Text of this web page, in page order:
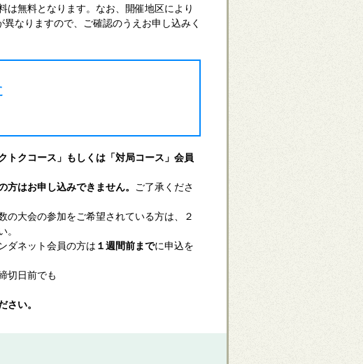
は無料となります。なお、開催地区により
なりますので、ご確認のうえお申し込みく
トクコース」もしくは「対局コース」会員
はお申し込みできません。
ご了承くださ
の大会の参加をご希望されている方は、２
。
ダネット会員の方は １週間前までに申込を
切日前でも
さい。